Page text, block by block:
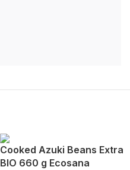
Cooked Azuki Beans Extra
BIO 660 g Ecosana